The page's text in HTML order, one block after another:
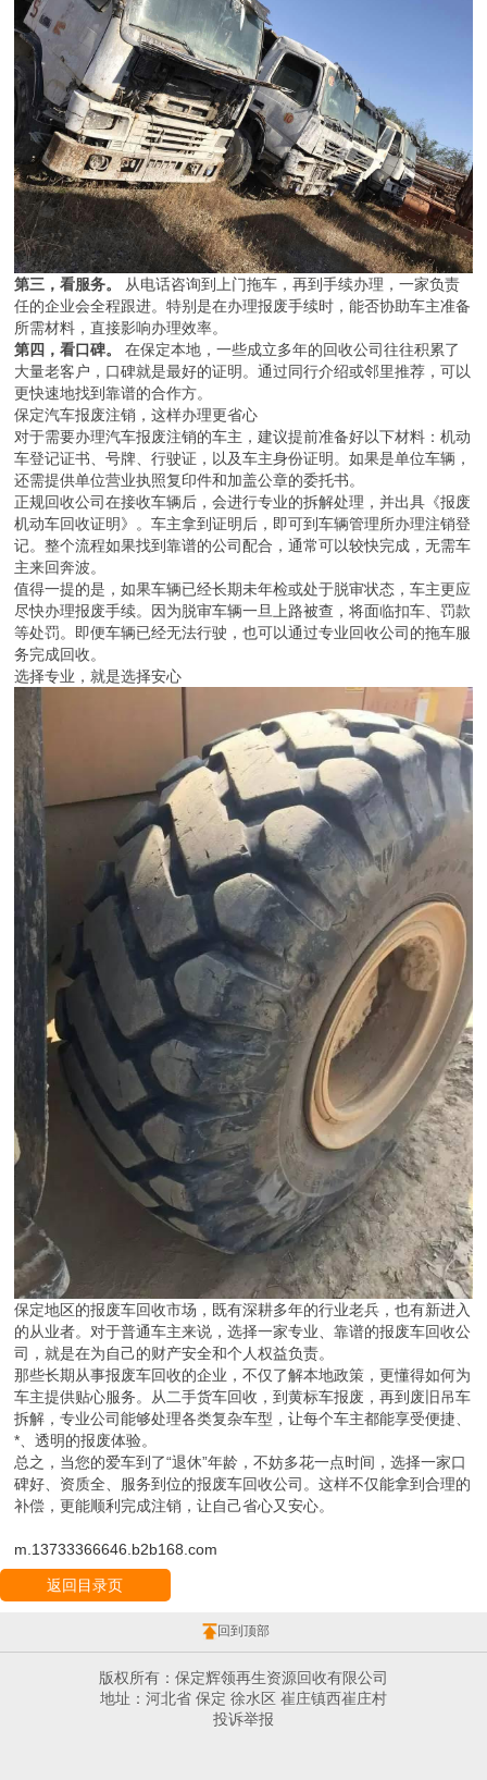
第三，看服务。
从电话咨询到上门拖车，再到手续办理，一家负责
任的企业会全程跟进。特别是在办理报废手续时，能否协助车主准备
所需材料，直接影响办理效率。
第四，看口碑。
在保定本地，一些成立多年的回收公司往往积累了
大量老客户，口碑就是最好的证明。通过同行介绍或邻里推荐，可以
更快速地找到靠谱的合作方。
保定汽车报废注销，这样办理更省心
对于需要办理汽车报废注销的车主，建议提前准备好以下材料：机动
车登记证书、号牌、行驶证，以及车主身份证明。如果是单位车辆，
还需提供单位营业执照复印件和加盖公章的委托书。
正规回收公司在接收车辆后，会进行专业的拆解处理，并出具《报废
机动车回收证明》。车主拿到证明后，即可到车辆管理所办理注销登
记。整个流程如果找到靠谱的公司配合，通常可以较快完成，无需车
主来回奔波。
值得一提的是，如果车辆已经长期未年检或处于脱审状态，车主更应
尽快办理报废手续。因为脱审车辆一旦上路被查，将面临扣车、罚款
等处罚。即便车辆已经无法行驶，也可以通过专业回收公司的拖车服
务完成回收。
选择专业，就是选择安心
保定地区的报废车回收市场，既有深耕多年的行业老兵，也有新进入
的从业者。对于普通车主来说，选择一家专业、靠谱的报废车回收公
司，就是在为自己的财产安全和个人权益负责。
那些长期从事报废车回收的企业，不仅了解本地政策，更懂得如何为
车主提供贴心服务。从二手货车回收，到黄标车报废，再到废旧吊车
拆解，专业公司能够处理各类复杂车型，让每个车主都能享受便捷、
*、透明的报废体验。
总之，当您的爱车到了“退休”年龄，不妨多花一点时间，选择一家口
碑好、资质全、服务到位的报废车回收公司。这样不仅能拿到合理的
补偿，更能顺利完成注销，让自己省心又安心。
m.13733366646.b2b168.com
返回目录页
回到顶部
版权所有：保定辉领再生资源回收有限公司
地址：河北省 保定 徐水区 崔庄镇西崔庄村
投诉举报